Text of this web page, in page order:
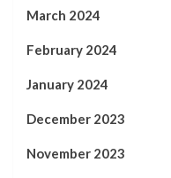
March 2024
February 2024
January 2024
December 2023
November 2023